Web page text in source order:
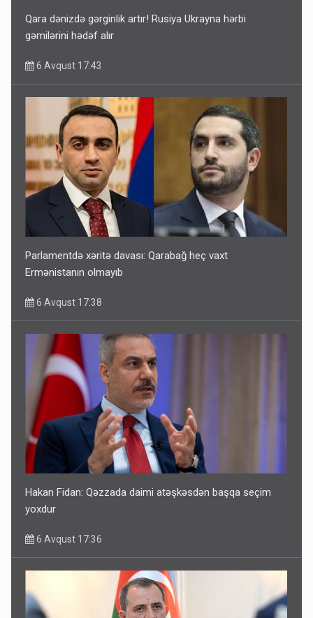
Qara dənizdə gərginlik artır! Rusiya Ukrayna hərbi
gəmilərini hədəf alır
6 Avqust 17:43
Parlamentdə xəritə davası: Qarabağ heç vaxt
Ermənistanın olmayıb
6 Avqust 17:38
Hakan Fidan: Qəzzada daimi atəşkəsdən başqa seçim
yoxdur
6 Avqust 17:36